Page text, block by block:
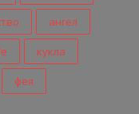
ангел
кукла
фея